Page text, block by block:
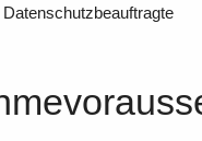
Datenschutzbeauftragte